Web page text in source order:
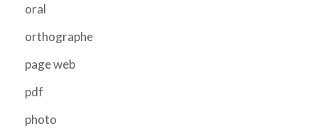
oral
orthographe
page web
pdf
photo